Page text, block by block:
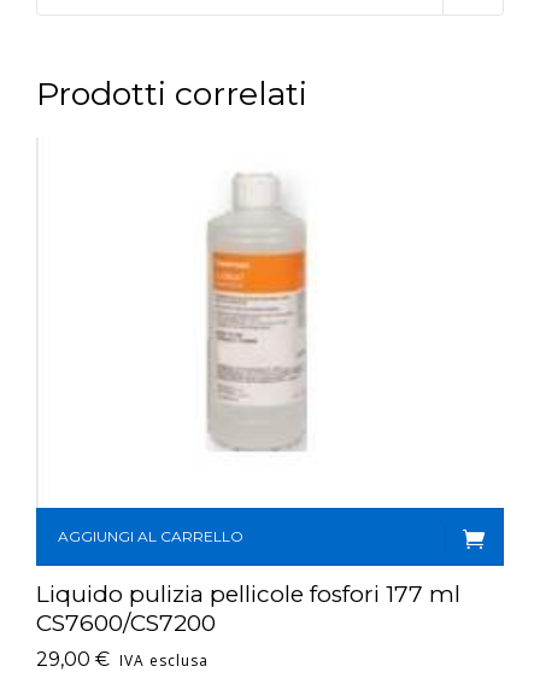
Prodotti correlati
AGGIUNGI AL CARRELLO
Liquido pulizia pellicole fosfori 177 ml
CS7600/CS7200
29,00 € IVA esclusa